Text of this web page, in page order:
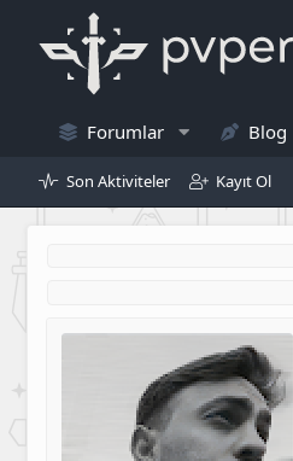
Forumlar Blog
Son Aktiviteler Kayıt Ol